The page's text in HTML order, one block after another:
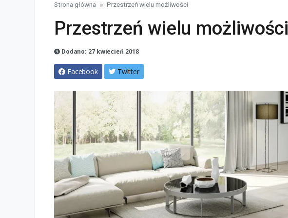
Strona główna Przestrzeń wielu możliwości
Przestrzeń wielu możliwości
Dodano: 27 kwiecień 2018
Facebook Twitter